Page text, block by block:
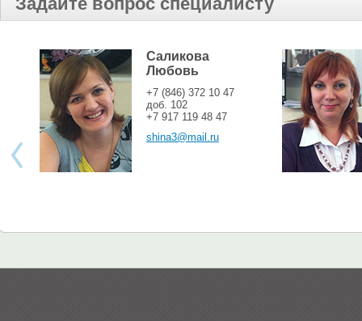
Саликова
Любовь
+7 (846) 372 10 47
доб. 102
+7 917 119 48 47
shina3@mail.ru